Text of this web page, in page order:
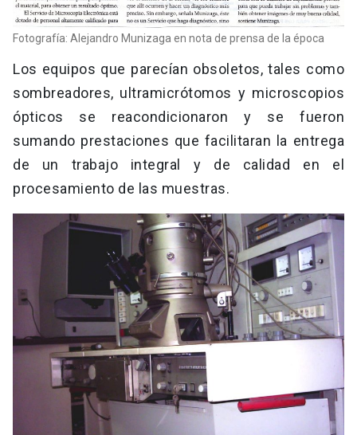
Fotografía: Alejandro Munizaga en nota de prensa de la época
Los equipos que parecían obsoletos, tales como
sombreadores, ultramicrótomos y microscopios
ópticos se reacondicionaron y se fueron
sumando prestaciones que facilitaran la entrega
de un trabajo integral y de calidad en el
procesamiento de las muestras.